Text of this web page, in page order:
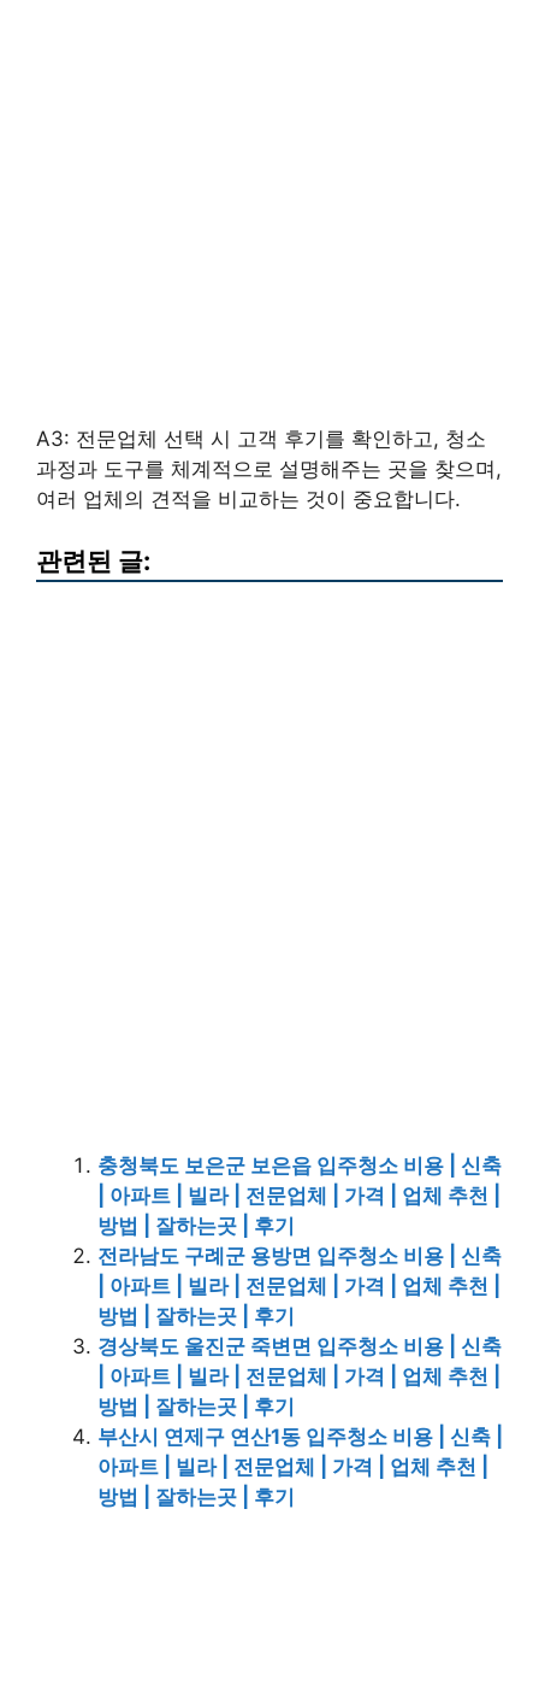
A3: 전문업체 선택 시 고객 후기를 확인하고, 청소
과정과 도구를 체계적으로 설명해주는 곳을 찾으며,
여러 업체의 견적을 비교하는 것이 중요합니다.
관련된 글:
충청북도 보은군 보은읍 입주청소 비용 | 신축
| 아파트 | 빌라 | 전문업체 | 가격 | 업체 추천 |
방법 | 잘하는곳 | 후기
전라남도 구례군 용방면 입주청소 비용 | 신축
| 아파트 | 빌라 | 전문업체 | 가격 | 업체 추천 |
방법 | 잘하는곳 | 후기
경상북도 울진군 죽변면 입주청소 비용 | 신축
| 아파트 | 빌라 | 전문업체 | 가격 | 업체 추천 |
방법 | 잘하는곳 | 후기
부산시 연제구 연산1동 입주청소 비용 | 신축 |
아파트 | 빌라 | 전문업체 | 가격 | 업체 추천 |
방법 | 잘하는곳 | 후기